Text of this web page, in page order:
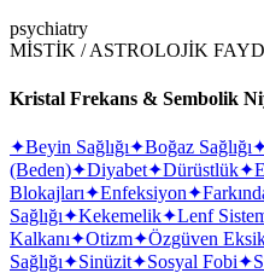
psychiatry
MİSTİK / ASTROLOJİK
Kristal Frekans & Sembolik
✦Beyin Sağlığı✦Boğaz Sağlığı
(Beden)✦Diyabet✦Dürüstlük✦
Blokajları✦Enfeksiyon✦
Sağlığı✦Kekemelik✦Lenf
Kalkanı✦Otizm✦Özgüven
Sağlığı✦Sinüzit✦Sosyal Fobi✦